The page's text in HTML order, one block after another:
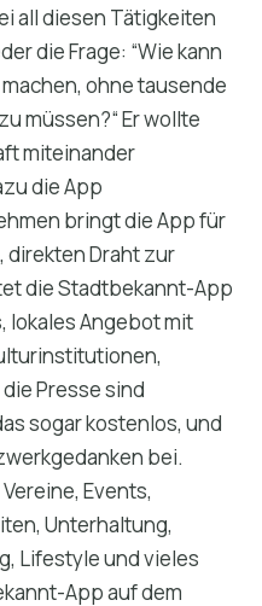
all diesen Tätigkeiten
die Frage: “Wie kann
ohne tausende
müssen?“ Er wollte
miteinander
die App
bringt die App für
direkten Draht zur
die Stadtbekannt-App
lokales Angebot mit
Presse sind
sogar kostenlos, und
bei.
Events,
Unterhaltung,
Lifestyle und vieles
App auf dem